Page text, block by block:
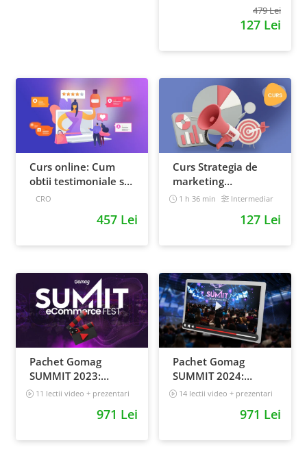
479 Lei
127 Lei
Curs online: Cum
obtii testimoniale si
recenzii puternice
CRO
457 Lei
Curs Strategia de
marketing
multichannel
1 h 36 min Intermediar
127 Lei
Pachet Gomag
SUMMIT 2023:
inregistrari +
11 lectii video + prezentari
971 Lei
Pachet Gomag
SUMMIT 2024:
inregistrari +
14 lectii video + prezentari
971 Lei